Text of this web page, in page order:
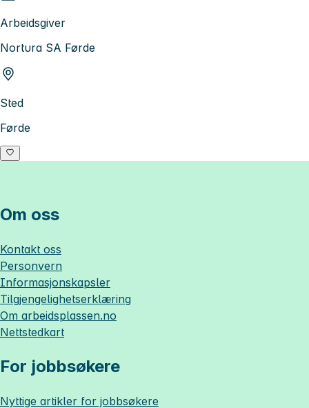
Arbeidsgiver
Nortura SA Førde
Sted
Førde
Om oss
Kontakt oss
Personvern
Informasjonskapsler
Tilgjengelighetserklæring
Om arbeidsplassen.no
Nettstedkart
For jobbsøkere
Nyttige artikler for jobbsøkere